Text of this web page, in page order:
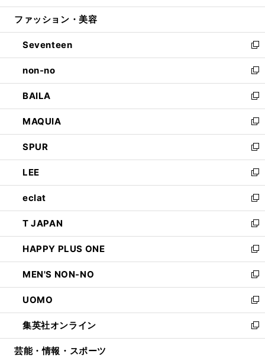
開
ウ
開
く
ン
ウ
で
開
く
ウ
ン
ド
ウ
で
開
く
ファッション・美容
Seventeen
新
し
い
ウ
ィ
ン
ド
ウ
で
開
く
non-no
新
し
い
ウ
ィ
ン
ド
ウ
で
開
く
BAILA
新
し
い
ウ
ィ
ン
ド
ウ
で
開
く
MAQUIA
新
し
い
ウ
ィ
ン
ド
ウ
で
開
く
SPUR
新
し
い
ウ
ィ
ン
ド
ウ
で
開
く
LEE
新
し
い
ウ
ィ
ン
ド
ウ
で
開
く
eclat
新
し
い
ウ
ィ
ン
ド
ウ
で
開
く
T JAPAN
新
し
い
ウ
ィ
ン
ド
ウ
で
開
HAPPY PLUS ONE
新
し
い
ウ
ィ
ン
ド
ウ
MEN'S NON-NO
新
し
い
ウ
ィ
ン
UOMO
新
し
い
ウ
集英社オンライン
新
し
芸能・情報・スポーツ